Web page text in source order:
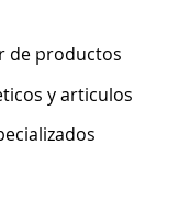
de productos
y articulos